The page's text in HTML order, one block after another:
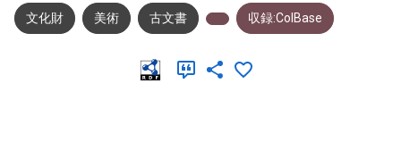
文化財 美術 古文書 収録:ColBase